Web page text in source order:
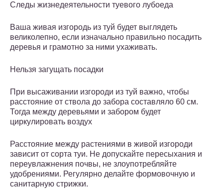
Следы жизнедеятельности туевого лубоеда
Ваша живая изгородь из туй будет выглядеть
великолепно, если изначально правильно посадить
деревья и грамотно за ними ухаживать.
Нельзя загущать посадки
При высаживании изгороди из туй важно, чтобы
расстояние от ствола до забора составляло 60 см.
Тогда между деревьями и забором будет
циркулировать воздух
Расстояние между растениями в живой изгороди
зависит от сорта туи. Не допускайте пересыхания и
переувлажнения почвы, не злоупотребляйте
удобрениями. Регулярно делайте формовочную и
санитарную стрижки.